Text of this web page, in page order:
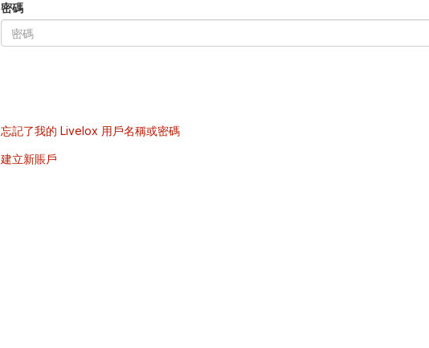
密碼
忘記了我的 Livelox 用戶名稱或密碼
建立新賬戶